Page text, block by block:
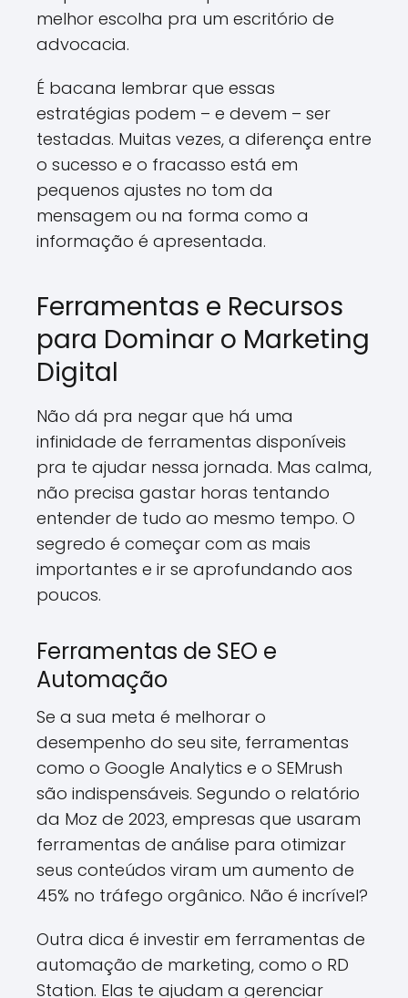
melhor escolha pra um escritório de
advocacia.
É bacana lembrar que essas
estratégias podem – e devem – ser
testadas. Muitas vezes, a diferença entre
o sucesso e o fracasso está em
pequenos ajustes no tom da
mensagem ou na forma como a
informação é apresentada.
Ferramentas e Recursos
para Dominar o Marketing
Digital
Não dá pra negar que há uma
infinidade de ferramentas disponíveis
pra te ajudar nessa jornada. Mas calma,
não precisa gastar horas tentando
entender de tudo ao mesmo tempo. O
segredo é começar com as mais
importantes e ir se aprofundando aos
poucos.
Ferramentas de SEO e
Automação
Se a sua meta é melhorar o
desempenho do seu site, ferramentas
como o Google Analytics e o SEMrush
são indispensáveis. Segundo o relatório
da Moz de 2023, empresas que usaram
ferramentas de análise para otimizar
seus conteúdos viram um aumento de
45% no tráfego orgânico. Não é incrível?
Outra dica é investir em ferramentas de
automação de marketing, como o RD
Station. Elas te ajudam a gerenciar